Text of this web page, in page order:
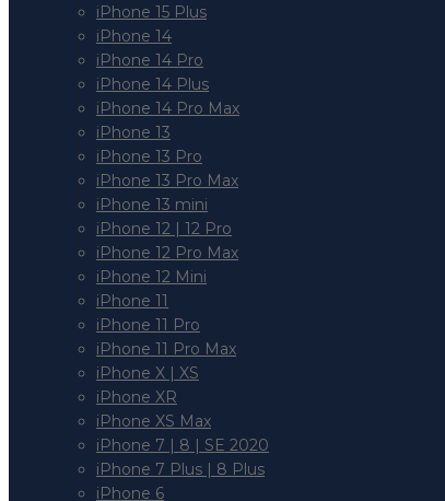
iPhone 15 Plus
iPhone 14
iPhone 14 Pro
iPhone 14 Plus
iPhone 14 Pro Max
iPhone 13
iPhone 13 Pro
iPhone 13 Pro Max
iPhone 13 mini
iPhone 12 | 12 Pro
iPhone 12 Pro Max
iPhone 12 Mini
iPhone 11
iPhone 11 Pro
iPhone 11 Pro Max
iPhone X | XS
iPhone XR
iPhone XS Max
iPhone 7 | 8 | SE 2020
iPhone 7 Plus | 8 Plus
iPhone 6